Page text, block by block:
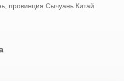
провинция Сычуань.Китай.